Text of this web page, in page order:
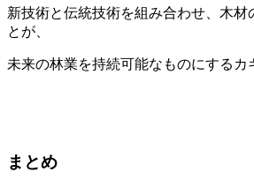
新技術と伝統技術を組み合わせ、木材
とが、
未来の林業を持続可能なものにするカ
まとめ